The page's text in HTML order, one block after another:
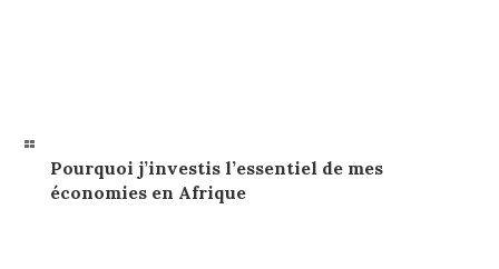
Pourquoi j’investis l’essentiel de mes
économies en Afrique